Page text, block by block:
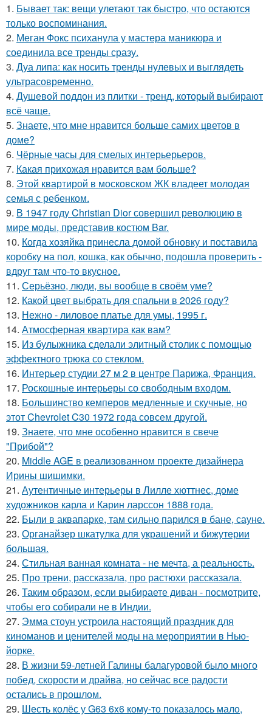
1. Бывает так: вещи улетают так быстро, что остаются
только воспоминания.
2. Меган Фокс психанула у мастера маникюра и
соединила все тренды сразу.
3. Дуа липа: как носить тренды нулевых и выглядеть
ультрасовременно.
4. Душевой поддон из плитки - тренд, который выбирают
всё чаще.
5. Знаете, что мне нравится больше самих цветов в
доме?
6. Чёрные часы для смелых интерьерьеров.
7. Какая прихожая нравится вам больше?
8. Этой квартирой в московском ЖК владеет молодая
семья с ребенком.
9. В 1947 году Christian Dior совершил революцию в
мире моды, представив костюм Bar.
10. Когда хозяйка принесла домой обновку и поставила
коробку на пол, кошка, как обычно, подошла проверить -
вдруг там что-то вкусное.
11. Серьёзно, люди, вы вoобще в своём уме?
12. Какой цвет выбрать для спальни в 2026 году?
13. Нежно - лиловое платье для умы, 1995 г.
14. Атмосферная квартира как вам?
15. Из булыжника сделали элитный столик с помощью
эффектного трюка со стеклом.
16. Интерьер студии 27 м 2 в центре Парижа, Франция.
17. Роскошные интерьеры со свободным входом.
18. Большинство кемперов медленные и скучные, но
этот Chevrolet C30 1972 года совсем другой.
19. Знаете, что мне особенно нравится в свече
"Прибой"?
20. Middle AGE в реализованном проекте дизайнера
Ирины шишимки.
21. Аутентичные интерьеры в Лилле хюттнес, доме
художников карла и Карин ларссон 1888 года.
22. Были в аквапарке, там сильно парился в бане, сауне.
23. Органайзер шкатулка для украшений и бижутерии
большая.
24. Стильная ванная комната - не мечта, а реальность.
25. Про трени, рассказала, про растюхи рассказала.
26. Таким образом, если выбираете диван - посмотрите,
чтобы его собирали не в Индии.
27. Эмма стоун устроила настоящий праздник для
киноманов и ценителей моды на мероприятии в Нью-
йорке.
28. В жизни 59-летней Галины балагуровой было много
побед, скорости и драйва, но сейчас все радости
остались в прошлом.
29. Шесть колёс у G63 6x6 кому-то показалось мало,